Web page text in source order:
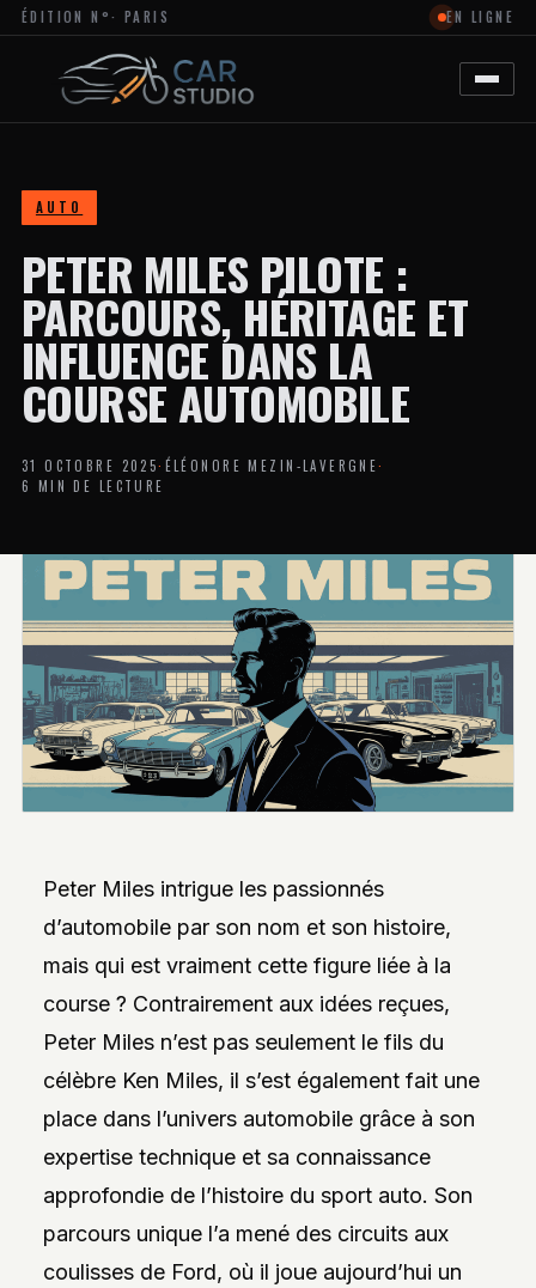
ÉDITION N°
MAGAZINE
DÉDIÉ
L’ACTUALITÉ
AUTOMOBILE
ET
MOTO,
LA
PERSONNALISATION
ET
AUX
TENDANCES
CRÉATIVES
DANS
L’UNIVERS
LE
SITE
INTERVIEWS
EXCLUSIVES
DESIGNERS,
DES
REPORTAGES
PHOTO
INSPIRANTS,
DES
ANALYSES
NOUVEAUTÉS
L’INNOVATION
DANS
AUTO/MOTO.
EST
SUR
DES
DES
L’ESTHÉTIQUE
POUR
PASSIONNÉS
· PARIS EN LIGNE
AUTO
PETER MILES PILOTE :
PARCOURS, HÉRITAGE ET
INFLUENCE DANS LA
COURSE AUTOMOBILE
31 OCTOBRE 2025· ÉLÉONORE MEZIN-LAVERGNE·
6 MIN DE LECTURE
Peter Miles intrigue les passionnés
d’automobile par son nom et son histoire,
mais qui est vraiment cette figure liée à la
course ? Contrairement aux idées reçues,
Peter Miles n’est pas seulement le fils du
célèbre Ken Miles, il s’est également fait une
place dans l’univers automobile grâce à son
expertise technique et sa connaissance
approfondie de l’histoire du sport auto. Son
parcours unique l’a mené des circuits aux
coulisses de Ford, où il joue aujourd’hui un